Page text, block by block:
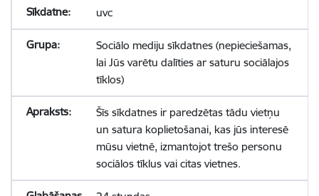
uvc
Sociālo mediju sīkdatnes (nepieciešamas,
lai Jūs varētu dalīties ar saturu sociālajos
tīklos)
Šīs sīkdatnes ir paredzētas tādu vietņu
un satura koplietošanai, kas jūs interesē
mūsu vietnē, izmantojot trešo personu
sociālos tīklus vai citas vietnes.